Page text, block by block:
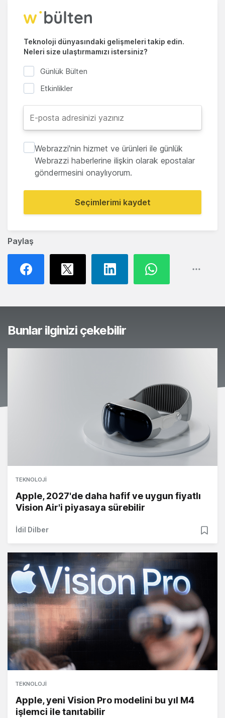
Paylaş
Teknoloji dünyasındaki gelişmeleri takip edin.
Neleri size ulaştırmamızı istersiniz?
Günlük Bülten
Etkinlikler
Webrazzi'nin hizmet ve ürünleri ile günlük
Webrazzi haberlerine ilişkin olarak epostalar
göndermesini onaylıyorum.
Seçimlerimi kaydet
Bunlar ilginizi çekebilir
TEKNOLOJI
Apple, 2027'de daha hafif ve uygun fiyatlı
Vision Air'i piyasaya sürebilir
İdil Dilber
TEKNOLOJI
Apple, yeni Vision Pro modelini bu yıl M4
işlemci ile tanıtabilir